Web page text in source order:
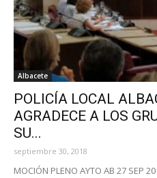
Albacete
POLICÍA LOCAL
AGRADECE A LOS
SU...
septiembre 30, 2018
MOCIÓN PLENO AYTO AB 27 SEP